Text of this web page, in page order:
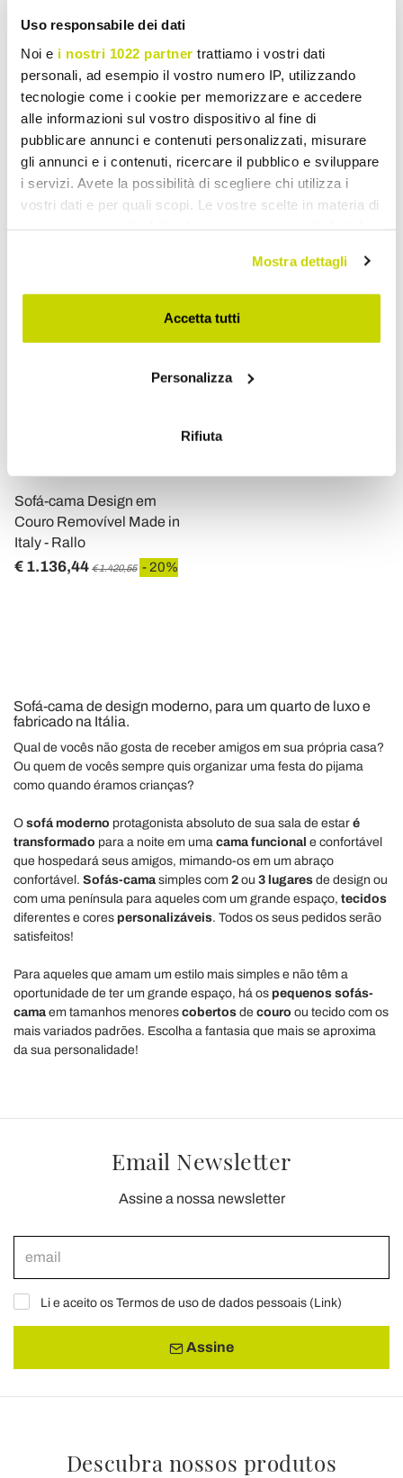
Uso responsabile dei dati
Noi e i nostri 1022 partner trattiamo i vostri dati
personali, ad esempio il vostro numero IP, utilizzando
tecnologie come i cookie per memorizzare e accedere
alle informazioni sul vostro dispositivo al fine di
pubblicare annunci e contenuti personalizzati, misurare
gli annunci e i contenuti, ricercare il pubblico e sviluppare
i servizi. Avete la possibilità di scegliere chi utilizza i
vostri dati e per quali scopi. Le vostre scelte in materia di
modificare o revocare il proprio consenso in qualsiasi
momento dalla Dichiarazione sui cookie o facendo clic
sull'icona di attivazione della privacy.
raccogliere informazioni sulla tua posizione
Identificare il tuo dispositivo, scansionandolo
Approfondisci come vengono elaborati i tuoi dati personali
e imposta le tue preferenze nella
modificare o ritirare il tuo consenso in qualsiasi momento
dalla Dichiarazione sui cookie.
nostri partner che si occupano di analisi dei dati web,
pubblicità e social media, i quali potrebbero combinarle
con altre informazioni che ha fornito loro o che hanno
raccolto dal suo utilizzo dei loro servizi.
Mostra dettagli
Accetta tutti
Personalizza
Rifiuta
VIADURINI ITALIAN SOFAS
Sofá-cama Duplo em
Tecido Design Made in
Italy - Anemone
€ 3.058,47 € 3.823,08 - 20%
VIADURINI ITALIAN SOFAS
Sofá-cama moderno
estofado em tecido bicolor
Made in Italy - Begônia
€ 3.292,37 € 4.115,46 - 20%
Sofá-cama Design em
Couro Removível Made in
Italy - Rallo
€ 1.136,44 € 1.420,55 - 20%
Sofá-cama de design moderno, para um quarto de luxo e
fabricado na Itália.
Qual de vocês não gosta de receber amigos em sua própria casa?
Ou quem de vocês sempre quis organizar uma festa do pijama
como quando éramos crianças?
O sofá moderno protagonista absoluto de sua sala de estar é
transformado para a noite em uma cama funcional e confortável
que hospedará seus amigos, mimando-os em um abraço
confortável. Sofás-cama simples com 2 ou 3 lugares de design ou
com uma península para aqueles com um grande espaço, tecidos
diferentes e cores personalizáveis. Todos os seus pedidos serão
satisfeitos!
Para aqueles que amam um estilo mais simples e não têm a
oportunidade de ter um grande espaço, há os pequenos sofás-
cama em tamanhos menores cobertos de couro ou tecido com os
mais variados padrões. Escolha a fantasia que mais se aproxima
da sua personalidade!
Email Newsletter
Assine a nossa newsletter
Li e aceito os Termos de uso de dados pessoais (Link)
Assine
Descubra nossos produtos